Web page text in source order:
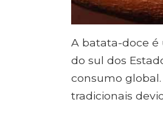
A batata-doce é
do sul dos
consumo
tradicionais